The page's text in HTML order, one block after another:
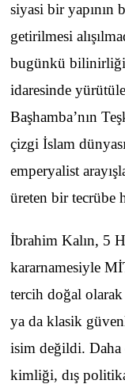
siyasi bir yapının
getirilmesi
bugünkü
idaresinde
Başhamba’nın
çizgi İslam
emperyalist
üreten bir tecrübe
İbrahim Kalın, 5
kararnamesiyle
tercih doğal
ya da klasik
isim değildi.
kimliği, dış